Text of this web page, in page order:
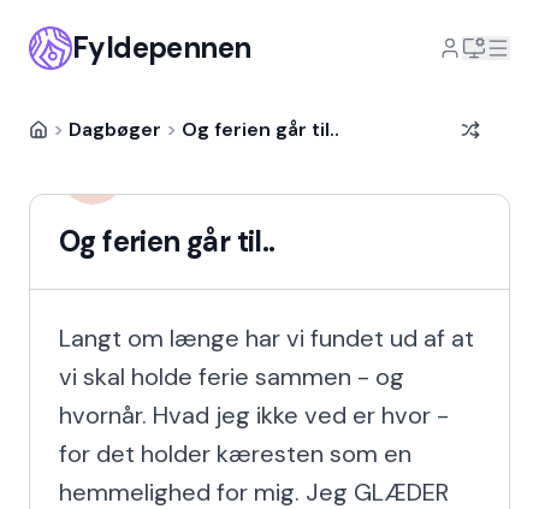
Fyldepennen
> Dagbøger > Og ferien går til..
Og ferien går til..
Langt om længe har vi fundet ud af at
vi skal holde ferie sammen - og
hvornår. Hvad jeg ikke ved er hvor -
for det holder kæresten som en
hemmelighed for mig. Jeg GLÆDER